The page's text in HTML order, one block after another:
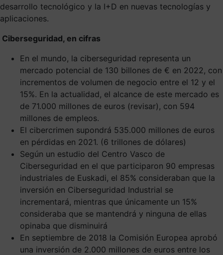
desarrollo tecnológico y la I+D en nuevas tecnologías y
aplicaciones.
Ciberseguridad, en cifras
En el mundo, la ciberseguridad representa un
mercado potencial de 130 billones de € en 2022, con
incrementos de volumen de negocio entre el 12 y el
15%. En la actualidad, el alcance de este mercado es
de 71.000 millones de euros (revisar), con 594
millones de empleos.
El cibercrimen supondrá 535.000 millones de euros
en pérdidas en 2021. (6 trillones de dólares)
Según un estudio del Centro Vasco de
Ciberseguridad en el que participaron 90 empresas
industriales de Euskadi, el 85% consideraban que la
inversión en Ciberseguridad Industrial se
incrementará, mientras que únicamente un 15%
consideraba que se mantendrá y ninguna de ellas
opinaba que disminuirá
En septiembre de 2018 la Comisión Europea aprobó
una inversión de 2.000 millones de euros entre los